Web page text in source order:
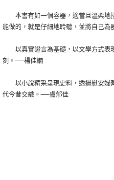
本書有如一個容器，適當且溫柔地
能做的，就是仔細地聆聽，並將自己
以真實證言為基礎，以文學方式表
刻。──楊佳嫻
以小說精采呈現史料，透過慰安婦
代今昔交織。──盧郁佳